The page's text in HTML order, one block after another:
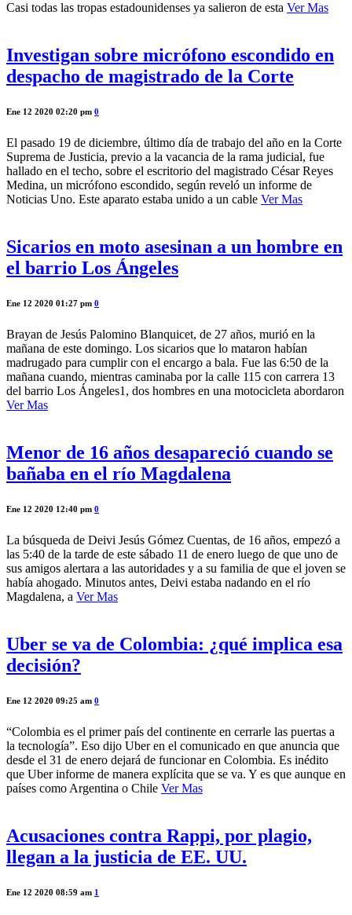
Casi todas las tropas estadounidenses ya salieron de esta Ver Mas
Investigan sobre micrófono escondido en
despacho de magistrado de la Corte
Ene 12 2020 02:20 pm 0
El pasado 19 de diciembre, último día de trabajo del año en la Corte
Suprema de Justicia, previo a la vacancia de la rama judicial, fue
hallado en el techo, sobre el escritorio del magistrado César Reyes
Medina, un micrófono escondido, según reveló un informe de
Noticias Uno. Este aparato estaba unido a un cable Ver Mas
Sicarios en moto asesinan a un hombre en
el barrio Los Ángeles
Ene 12 2020 01:27 pm 0
Brayan de Jesús Palomino Blanquicet, de 27 años, murió en la
mañana de este domingo. Los sicarios que lo mataron habían
madrugado para cumplir con el encargo a bala. Fue las 6:50 de la
mañana cuando, mientras caminaba por la calle 115 con carrera 13
del barrio Los Ángeles1, dos hombres en una motocicleta abordaron
Ver Mas
Menor de 16 años desapareció cuando se
bañaba en el río Magdalena
Ene 12 2020 12:40 pm 0
La búsqueda de Deivi Jesús Gómez Cuentas, de 16 años, empezó a
las 5:40 de la tarde de este sábado 11 de enero luego de que uno de
sus amigos alertara a las autoridades y a su familia de que el joven se
había ahogado. Minutos antes, Deivi estaba nadando en el río
Magdalena, a Ver Mas
Uber se va de Colombia: ¿qué implica esa
decisión?
Ene 12 2020 09:25 am 0
“Colombia es el primer país del continente en cerrarle las puertas a
la tecnología”. Eso dijo Uber en el comunicado en que anuncia que
desde el 31 de enero dejará de funcionar en Colombia. Es inédito
que Uber informe de manera explícita que se va. Y es que aunque en
países como Argentina o Chile Ver Mas
Acusaciones contra Rappi, por plagio,
llegan a la justicia de EE. UU.
Ene 12 2020 08:59 am 1